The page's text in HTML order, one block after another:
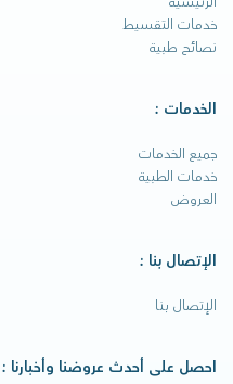
خدمات التقسيط
نصائح طبية
الخدمات :
جميع الخدمات
خدمات الطبية
العروض
الإتصال بنا :
الإتصال بنا
احصل على أحدث عروضنا وأخبارنا :